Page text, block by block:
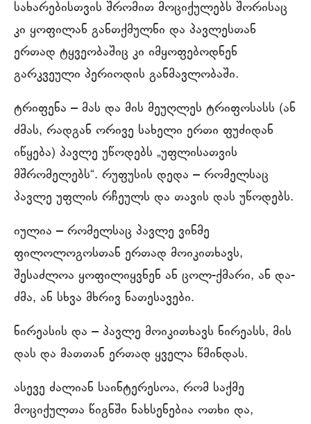
სახარებისთვის შრომით მოციქულებს შორისაც
კი ყოფილან განთქმულნი და პავლესთან
ერთად ტყვეობაშიც კი იმყოფებოდნენ
გარკვეული პერიოდის განმავლობაში.
ტრიფენა – მას და მის მეუღლეს ტრიფოსასს (ან
ძმას, რადგან ორივე სახელი ერთი ფუძიდან
იწყება) პავლე უწოდებს „უფლისათვის
მშრომელებს“. რუფუსის დედა – რომელსაც
პავლე უფლის რჩეულს და თავის დას უწოდებს.
იულია – რომელსაც პავლე ვინმე
ფილოლოგოსთან ერთად მოიკითხავს,
შესაძლოა ყოფილიყვნენ ან ცოლ-ქმარი, ან და-
ძმა, ან სხვა მხრივ ნათესავები.
ნირეასის და – პავლე მოიკითხავს ნირეასს, მის
დას და მათთან ერთად ყველა წმინდას.
ასევე ძალიან საინტერესოა, რომ საქმე
მოციქულთა წიგნში ნახსენებია ოთხი და,